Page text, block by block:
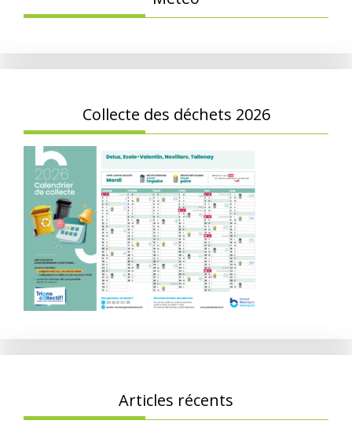
Collecte des déchets 2026
Articles récents